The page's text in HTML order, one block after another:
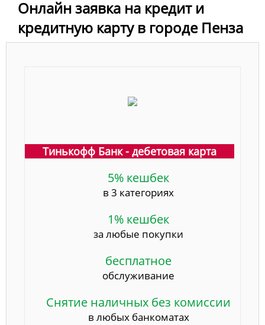
Онлайн заявка на кредит и
кредитную карту в городе Пенза
Тинькофф Банк - дебетовая карта
5% кешбек
в 3 категориях
1% кешбек
за любые покупки
бесплатное
обслуживание
Снятие наличных без комиссии
в любых банкоматах